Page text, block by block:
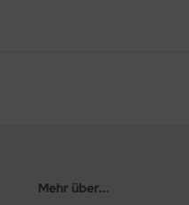
Mehr über...